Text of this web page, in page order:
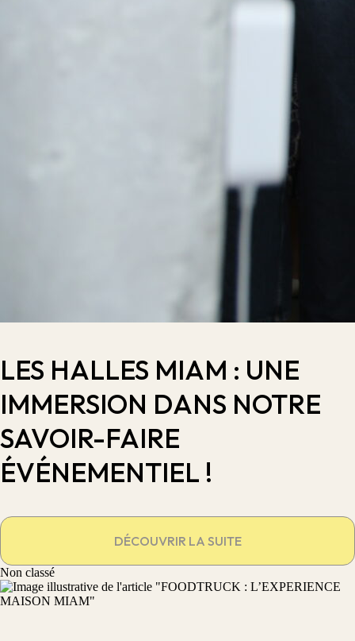
LES HALLES MIAM : UNE
IMMERSION DANS NOTRE
SAVOIR-FAIRE
ÉVÉNEMENTIEL !
DÉCOUVRIR LA SUITE
Non classé